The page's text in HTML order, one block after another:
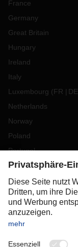
France
Germany
Great Britain
Hungary
Ireland
Italy
Luxembourg (FR DE
Netherlands
Norway
Poland
Portugal
Romania
Slovakia
Spain
Sweden
Switzerland